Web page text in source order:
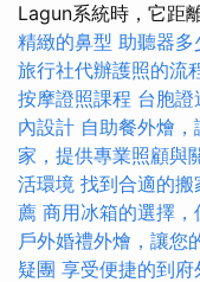
Lagun系統時，它距
精緻的鼻型 助聽器多
旅行社代辦護照的流
按摩證照課程 台胞證
內設計 自助餐外燴
家，提供專業照顧與
活環境 找到合適的搬
薦 商用冰箱的選擇
戶外婚禮外燴，讓您
疑團 享受便捷的到